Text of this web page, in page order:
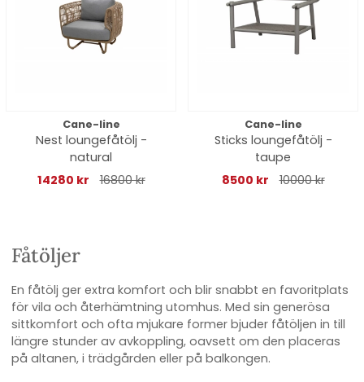
Cane-line
Nest loungefåtölj -
natural
14280 kr
16800 kr
Cane-line
Sticks loungefåtölj -
taupe
8500 kr
10000 kr
Fåtöljer
En fåtölj ger extra komfort och blir snabbt en favoritplats
för vila och återhämtning utomhus. Med sin generösa
sittkomfort och ofta mjukare former bjuder fåtöljen in till
längre stunder av avkoppling, oavsett om den placeras
på altanen, i trädgården eller på balkongen.